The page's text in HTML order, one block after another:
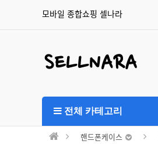
모바일 종합쇼핑 셀나라
전체 카테고리
핸드폰케이스